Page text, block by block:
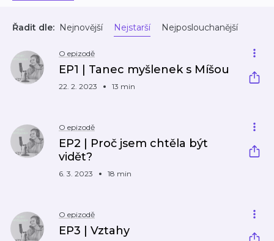
Řadit dle: Nejnovější Nejstarší Nejposlouchanější
O epizodě
EP1 | Tanec myšlenek s Míšou
22. 2. 2023 13 min
O epizodě
EP2 | Proč jsem chtěla být
vidět?
6. 3. 2023 18 min
O epizodě
EP3 | Vztahy